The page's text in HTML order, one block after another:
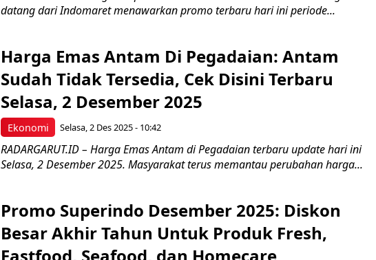
datang dari Indomaret menawarkan promo terbaru hari ini periode...
Ekonomi
Harga Emas Antam Di Pegadaian: Antam
Sudah Tidak Tersedia, Cek Disini Terbaru
Selasa, 2 Desember 2025
Selasa, 2 Des 2025 - 10:42
RADARGARUT.ID – Harga Emas Antam di Pegadaian terbaru update hari ini
Selasa, 2 Desember 2025. Masyarakat terus memantau perubahan harga...
Promo Superindo Desember 2025: Diskon
Besar Akhir Tahun Untuk Produk Fresh,